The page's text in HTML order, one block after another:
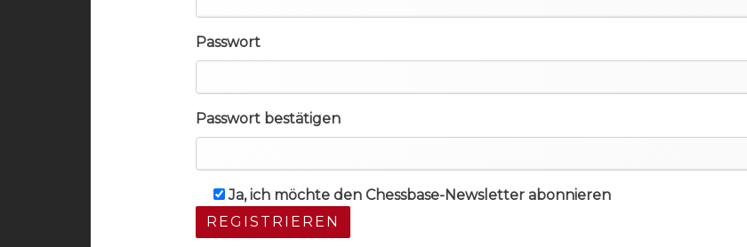
Passwort
Passwort bestätigen
Ja, ich möchte den Chessbase-Newsletter abonnieren
REGISTRIEREN